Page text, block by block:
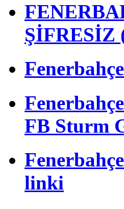
ŞİFRESİZ
FB Sturm
linki